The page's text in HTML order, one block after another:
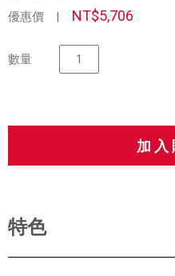
優惠價 | NT$5,706
數量
特色